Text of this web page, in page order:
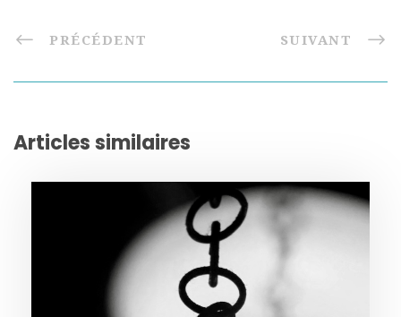
PRÉCÉDENT SUIVANT
Articles similaires